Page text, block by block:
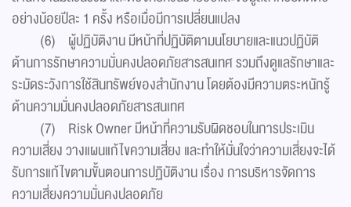
อย่างน้อยปีละ 1 ครั้ง หรือเมื่อมีการเปลี่ยนแปลง
(6) ผู้ปฏิบัติงาน มีหน้าที่ปฏิบัติตามนโยบายและแนวปฏิบัติ
ด้านการรักษาความมั่นคงปลอดภัยสารสนเทศ รวมถึงดูแลรักษาและ
ระมัดระวังการใช้สินทรัพย์ของสำนักงาน โดยต้องมีความตระหนักรู้
ด้านความมั่นคงปลอดภัยสารสนเทศ
(7) Risk Owner มีหน้าที่ความรับผิดชอบในการประเมิน
ความเสี่ยง วางแผนแก้ไขความเสี่ยง และทำให้มั่นใจว่าความเสี่ยงจะได้
รับการแก้ไขตามขั้นตอนการปฏิบัติงาน เรื่อง การบริหารจัดการ
ความเสี่ยงความมั่นคงปลอดภัย